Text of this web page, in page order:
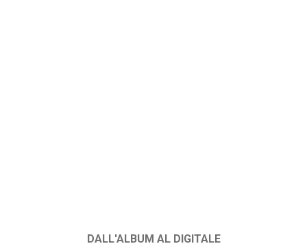
DALL'ALBUM AL DIGITALE